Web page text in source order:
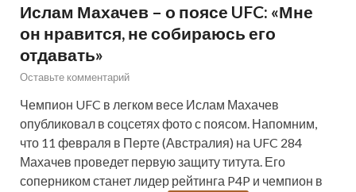
Ислам Махачев – о поясе UFC: «Мне
он нравится, не собираюсь его
отдавать»
Оставьте комментарий
Чемпион UFC в легком весе Ислам Махачев
опубликовал в соцсетях фото с поясом. Напомним,
что 11 февраля в Перте (Австралия) на UFC 284
Махачев проведет первую защиту титута. Его
соперником станет лидер рейтинга P4P и чемпион в